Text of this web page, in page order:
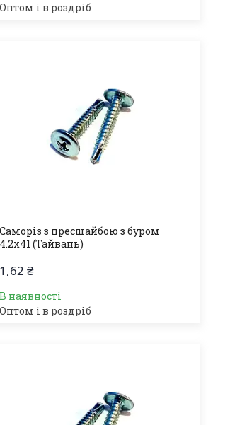
Оптом і в роздріб
Саморіз з пресшайбою з буром
4.2х41 (Тайвань)
1,62 ₴
В наявності
Оптом і в роздріб